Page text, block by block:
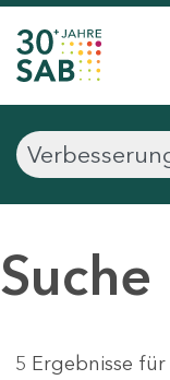
Suche
5 Ergebnisse für